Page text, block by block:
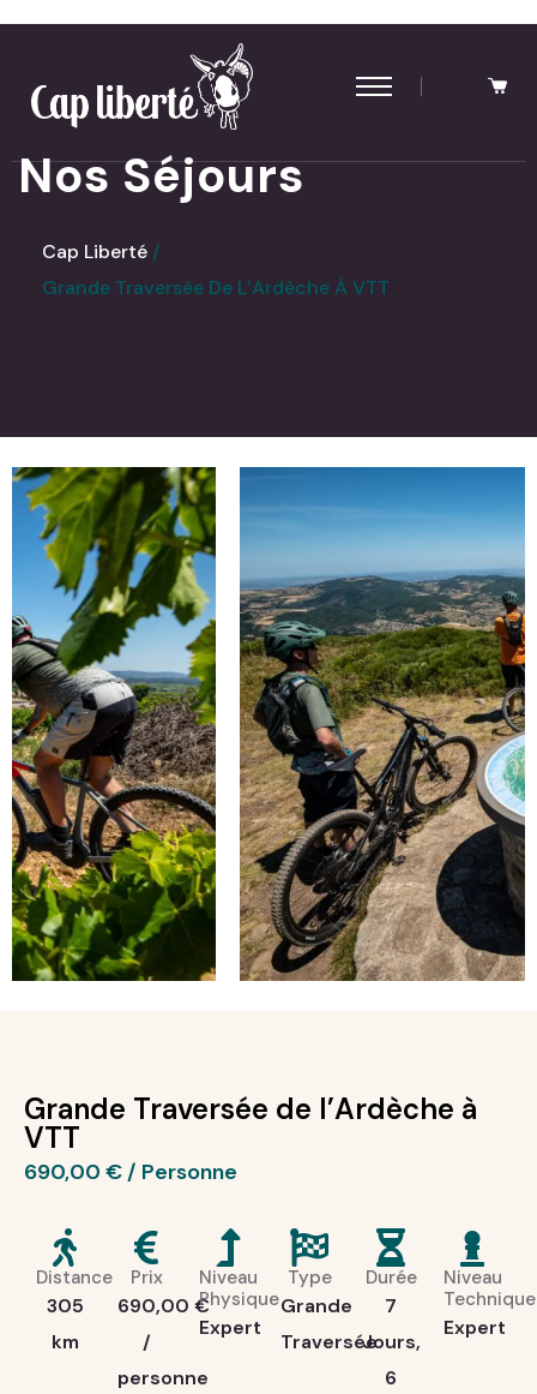
Nos Séjours
Cap Liberté
Grande Traversée De L’Ardèche À VTT
Grande Traversée de l’Ardèche à
VTT
690,00 €
Distance
305
km
Prix
690,00 €
/
personne
Niveau
Physique
Expert
Type
Grande
Traversée
Durée
7
Jours,
6
Niveau
Technique
Expert